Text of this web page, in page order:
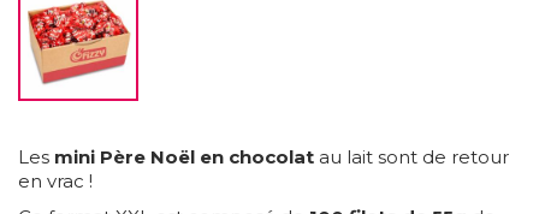
Les mini Père Noël en chocolat au lait sont de retour
en vrac !